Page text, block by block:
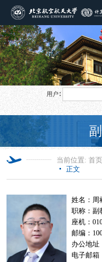
用户∶
当前位置:首页
正文
姓名：周
职称：副
座机：
邮编：
办公地址
电子邮箱